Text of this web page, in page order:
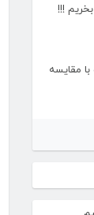
!!!
مقایسه